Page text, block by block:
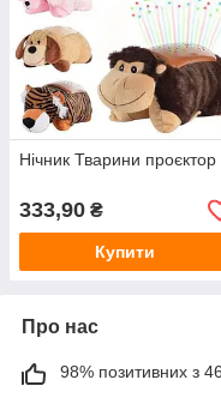
Нічник Тварини проєктор
333,90 ₴
Купити
Про нас
98% позитивних з 46